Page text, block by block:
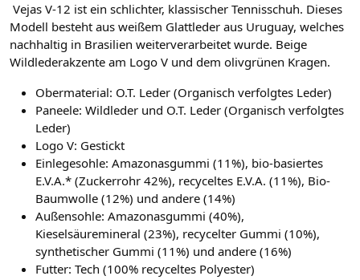
Vejas V-12 ist ein schlichter, klassischer Tennisschuh. Dieses
Modell besteht aus weißem Glattleder aus Uruguay, welches
nachhaltig in Brasilien weiterverarbeitet wurde. Beige
Wildlederakzente am Logo V und dem olivgrünen Kragen.
Obermaterial: O.T. Leder (Organisch verfolgtes Leder)
Paneele: Wildleder und O.T. Leder (Organisch verfolgtes
Leder)
Logo V: Gestickt
Einlegesohle: Amazonasgummi (11%), bio-basiertes
E.V.A.* (Zuckerrohr 42%), recyceltes E.V.A. (11%), Bio-
Baumwolle (12%) und andere (14%)
Außensohle: Amazonasgummi (40%),
Kieselsäuremineral (23%), recycelter Gummi (10%),
synthetischer Gummi (11%) und andere (16%)
Futter: Tech (100% recyceltes Polyester)